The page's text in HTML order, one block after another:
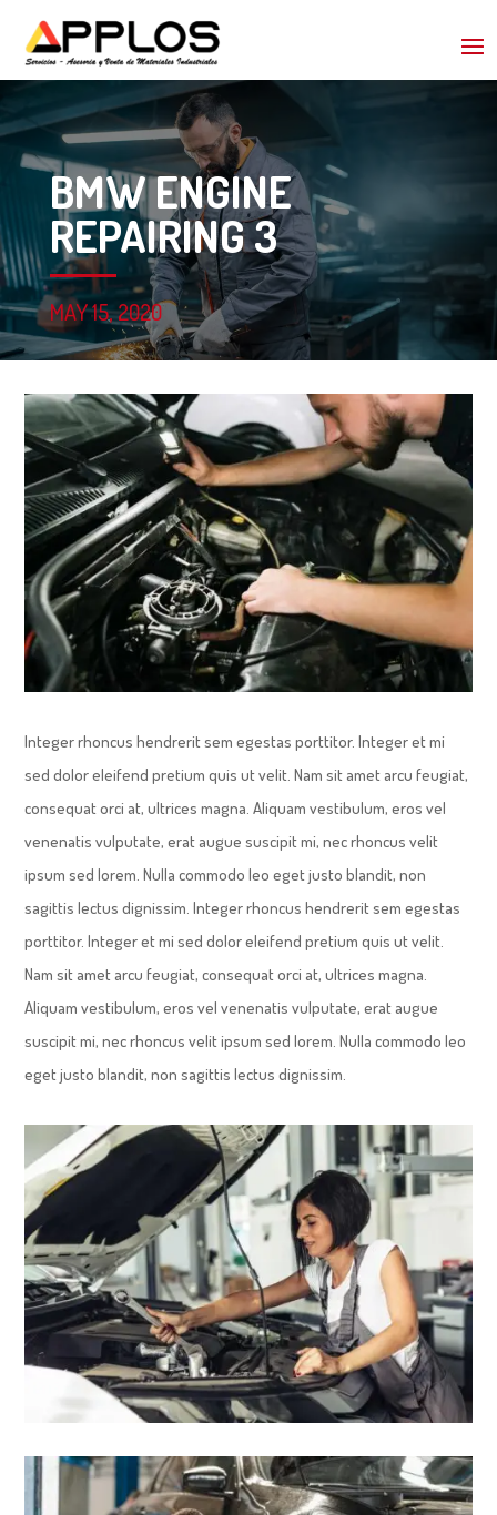
BMW ENGINE
REPAIRING 3
MAY 15, 2020
Integer rhoncus hendrerit sem egestas porttitor. Integer et mi
sed dolor eleifend pretium quis ut velit. Nam sit amet arcu feugiat,
consequat orci at, ultrices magna. Aliquam vestibulum, eros vel
venenatis vulputate, erat augue suscipit mi, nec rhoncus velit
ipsum sed lorem. Nulla commodo leo eget justo blandit, non
sagittis lectus dignissim. Integer rhoncus hendrerit sem egestas
porttitor. Integer et mi sed dolor eleifend pretium quis ut velit.
Nam sit amet arcu feugiat, consequat orci at, ultrices magna.
Aliquam vestibulum, eros vel venenatis vulputate, erat augue
suscipit mi, nec rhoncus velit ipsum sed lorem. Nulla commodo leo
eget justo blandit, non sagittis lectus dignissim.